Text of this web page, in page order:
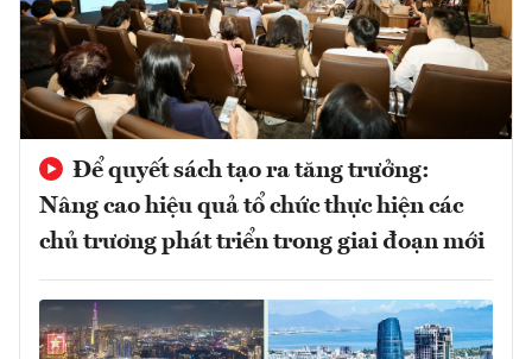
Để quyết sách tạo ra tăng trưởng:
Nâng cao hiệu quả tổ chức thực hiện các
chủ trương phát triển trong giai đoạn mới